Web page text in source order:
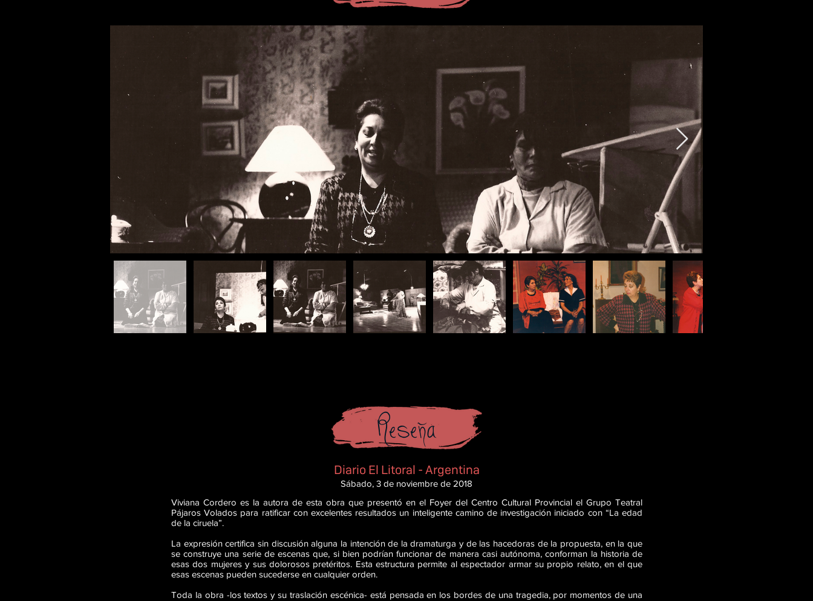
Reseña
Diario El Litoral - Argentina
Sábado, 3 de noviembre de 2018
Viviana Cordero es la autora de esta obra que presentó en el Foyer del Centro Cultural Provincial el Grupo Teatral
Pájaros Volados para ratificar con excelentes resultados un inteligente camino de investigación iniciado con “La edad
de la ciruela”.
La expresión certifica sin discusión alguna la intención de la dramaturga y de las hacedoras de la propuesta, en la que
se construye una serie de escenas que, si bien podrían funcionar de manera casi autónoma, conforman la historia de
esas dos mujeres y sus dolorosos pretéritos. Esta estructura permite al espectador armar su propio relato, en el que
esas escenas pueden sucederse en cualquier orden.
Toda la obra -los textos y su traslación escénica- está pensada en los bordes de una tragedia, por momentos de una